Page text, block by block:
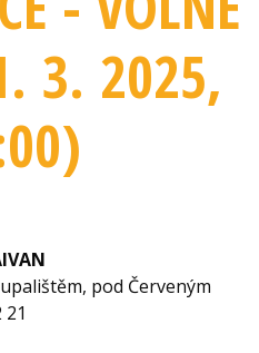
3. 2025,
)
pod Červeným